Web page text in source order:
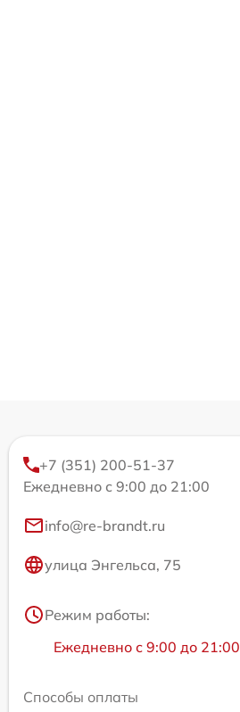
+7 (351) 200-51-37
Ежедневно с 9:00 до 21:00
info@re-brandt.ru
улица Энгельса, 75
Режим работы:
Ежедневно с 9:00 до 21:00
Способы оплаты